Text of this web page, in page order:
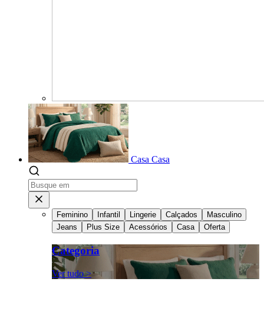
Casa Casa
Feminino Infantil Lingerie Calçados
Masculino
Jeans
Plus Size Acessórios Casa Oferta
Categoria
Ver tudo >